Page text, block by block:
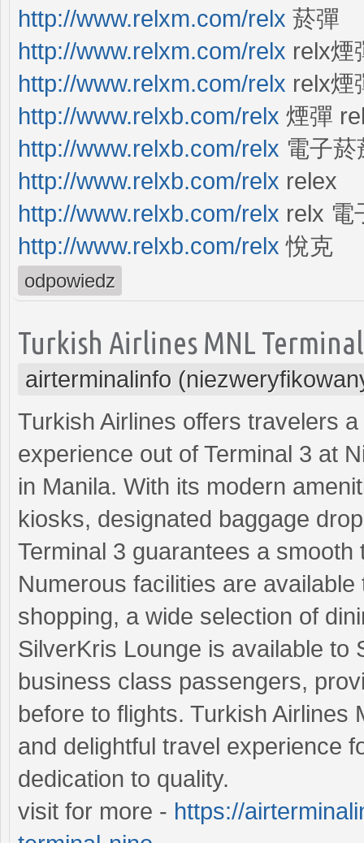
http://www.relxm.com/relx 菸彈
http://www.relxm.com/relx relx煙
http://www.relxm.com/relx relx煙
http://www.relxb.com/relx 煙彈
http://www.relxb.com/relx 電子菸
http://www.relxb.com/relx relex
http://www.relxb.com/relx relx 電
http://www.relxb.com/relx 悅克
odpowiedz
Turkish Airlines MNL Terminal
airterminalinfo
Turkish Airlines offers travelers
experience out of Terminal 3 at
in Manila. With its modern
kiosks, designated baggage
Terminal 3 guarantees a
Numerous facilities are
shopping, a wide selection of
SilverKris Lounge is available to
business class passengers,
before to flights. Turkish Airlines
and delightful travel experience
dedication to quality.
visit for more - https://